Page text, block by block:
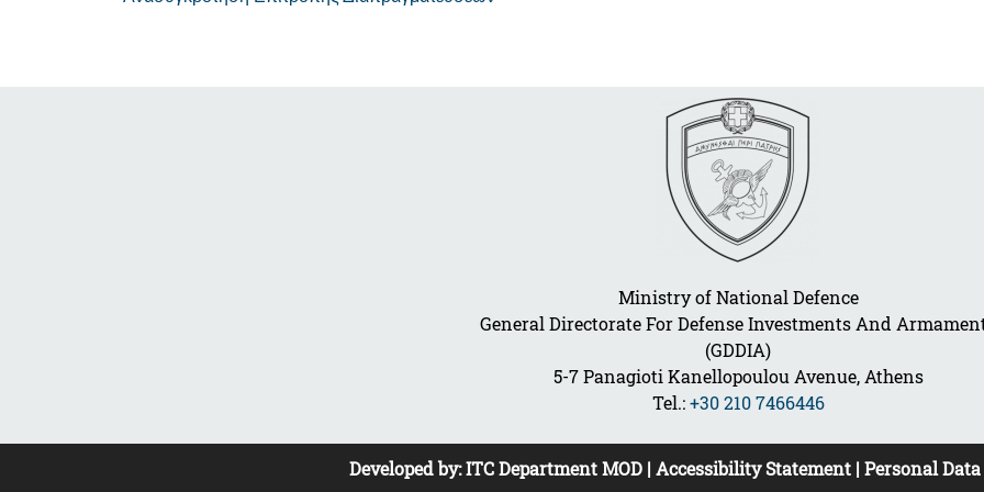
Ministry of National Defence
General Directorate For Defense Investments And
(GDDIA)
5-7 Panagioti Kanellopoulou Avenue, Athens
Tel.:+30 210 7466446
Developed by:ITC Department MOD | Accessibility Statement | Personal